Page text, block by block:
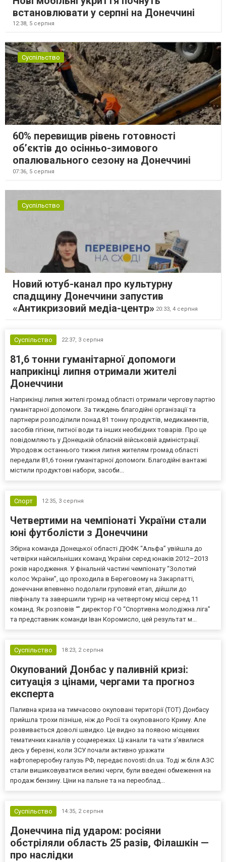
встановлювати у серпні на Донеччині
12:38, 5 серпня
Суспільство
60% перевищив рівень готовності
об’єктів до осінньо-зимового
опалювального сезону на Донеччині
07:36, 5 серпня
Суспільство
Новий ютуб-канал про культурну
спадщину Донеччини запустив
«Антикризовий медіа-центр» 20:33, 4 серпня
Суспільство 22:37, 3 серпня
81,6 тонни гуманітарної допомоги
наприкінці липня отримали жителі
Донеччини
Наприкінці липня жителі громад області отримали чергову партію
гуманітарної допомоги. За тиждень благодійні організації та
партнери розподілили понад 81 тонну продуктів, медикаментів,
засобів гігієни, питної води та інших необхідних товарів. Про це
повідомляють у Донецькій обласній військовій адміністрації.
Упродовж останнього тижня липня жителям громад області
передали 81,6 тонни гуманітарної допомоги. Благодійні вантажі
містили продуктові набори, засоби...
Спорт 12:35, 3 серпня
Четвертими на чемпіонаті України стали
юні футболісти з Донеччини
Збірна команда Донецької області ДЮФК “Альфа” увійшла до
четвірки найсильніших команд України серед юнаків 2012–2013
років народження. У фінальній частині чемпіонату “Золотий
колос України”, що проходила в Береговому на Закарпатті,
донеччани впевнено подолали груповий етап, дійшли до
півфіналу та завершили турнір на четвертому місці серед 11
команд. Як розповів “” директор ГО “Спортивна молодіжна ліга”
та представник команди Іван Коромисло, цей результат м...
Суспільство 18:23, 2 серпня
Окупований Донбас у паливній кризі:
ситуація з цінами, чергами та прогноз
експерта
Паливна криза на тимчасово окуповані території (ТОТ) Донбасу
прийшла трохи пізніше, ніж до Росії та окупованого Криму. Але
розвивається доволі швидко. Це видно за появою місцевих
тематичних каналів у соцмережах. Ці канали та чати з’явилися
десь у березні, коли ЗСУ почали активно уражати
нафтопереробну галузь РФ, передає novosti.dn.ua. Тоді ж біля АЗС
стали вишиковуватися великі черги, були введені обмеження на
продаж бензину. Ціни на пальне та на переоблад...
Суспільство 14:35, 2 серпня
Донеччина під ударом: росіяни
обстріляли область 25 разів, Філашкін —
про наслідки